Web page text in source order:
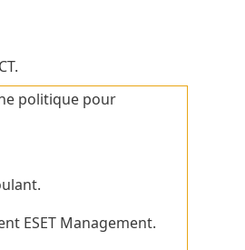
politique pour
ESET Management.